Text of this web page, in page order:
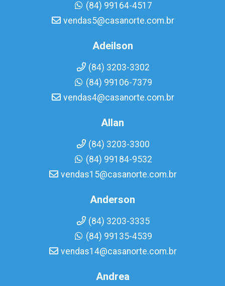
(84) 99164-4517
vendas5@casanorte.com.br
Adeilson
(84) 3203-3302
(84) 99106-7379
vendas4@casanorte.com.br
Allan
(84) 3203-3300
(84) 99184-9532
vendas15@casanorte.com.br
Anderson
(84) 3203-3335
(84) 99135-4539
vendas14@casanorte.com.br
Andrea